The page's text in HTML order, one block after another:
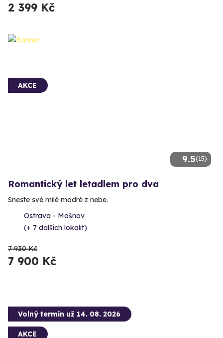
2 399 Kč
9.5(15)
AKCE
Romantický let letadlem pro dva
Sneste své milé modré z nebe.
Ostrava - Mošnov
(+ 7 dalších lokalit)
7 930 Kč
7 900 Kč
Volný termín už 14. 08. 2026
AKCE